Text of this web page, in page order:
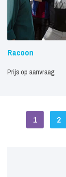
Racoon
Prijs op aanvraag
1 2